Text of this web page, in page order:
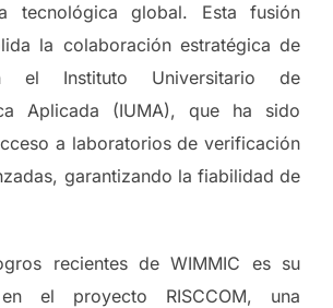
tecnológica global. Esta fusión
la colaboración estratégica de
el Instituto Universitario de
Aplicada (IUMA), que ha sido
a laboratorios de verificación
garantizando la fiabilidad de
recientes de WIMMIC es su
el proyecto RISCCOM, una